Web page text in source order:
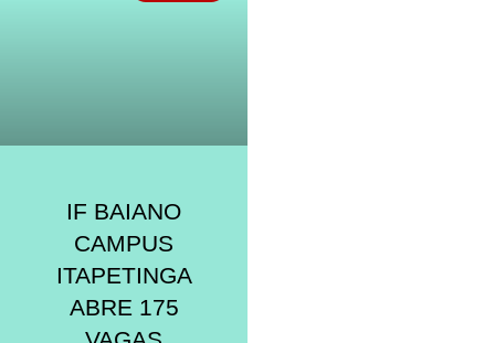
IF BAIANO
CAMPUS
ITAPETINGA
ABRE 175